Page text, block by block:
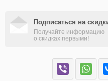
Подписаться на
Получайте информацию
о скидках первыми!